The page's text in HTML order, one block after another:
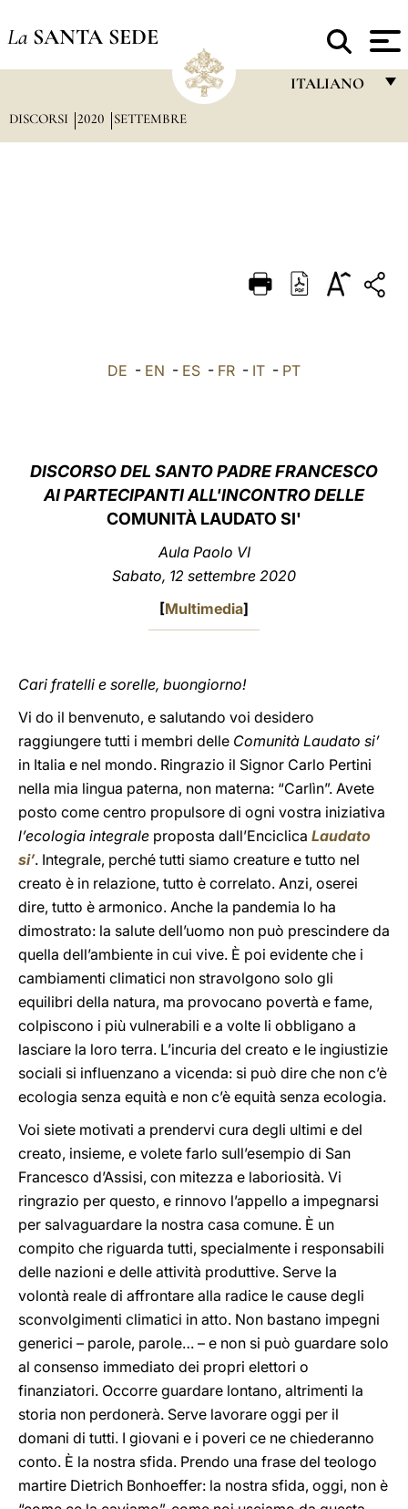
La SANTA SEDE
ITALIANO
DEUTSCH
العربيّة
DISCORSI 2020 SETTEMBRE
DE - EN - ES - FR - IT - PT
DISCORSODEL SANTO PADRE FRANCESCO
AI PARTECIPANTI ALL'INCONTRO DELLE
COMUNITÀ LAUDATO SI'
Aula Paolo VI
Sabato, 12 settembre 2020
[Multimedia]
Cari fratelli e sorelle, buongiorno!
Vi do il benvenuto, e salutando voi desidero
raggiungere tutti i membri delle Comunità Laudato si’
in Italia e nel mondo. Ringrazio il Signor Carlo Pertini
nella mia lingua paterna, non materna: “Carlìn”. Avete
posto come centro propulsore di ogni vostra iniziativa
l’ecologia integrale proposta dall’Enciclica Laudato
si’. Integrale, perché tutti siamo creature e tutto nel
creato è in relazione, tutto è correlato. Anzi, oserei
dire, tutto è armonico. Anche la pandemia lo ha
dimostrato: la salute dell’uomo non può prescindere da
quella dell’ambiente in cui vive. È poi evidente che i
cambiamenti climatici non stravolgono solo gli
equilibri della natura, ma provocano povertà e fame,
colpiscono i più vulnerabili e a volte li obbligano a
lasciare la loro terra. L’incuria del creato e le ingiustizie
sociali si influenzano a vicenda: si può dire che non c’è
ecologia senza equità e non c’è equità senza ecologia.
Voi siete motivati a prendervi cura degli ultimi e del
creato, insieme, e volete farlo sull’esempio di San
Francesco d’Assisi, con mitezza e laboriosità. Vi
ringrazio per questo, e rinnovo l’appello a impegnarsi
per salvaguardare la nostra casa comune. È un
compito che riguarda tutti, specialmente i responsabili
delle nazioni e delle attività produttive. Serve la
volontà reale di affrontare alla radice le cause degli
sconvolgimenti climatici in atto. Non bastano impegni
generici – parole, parole… – e non si può guardare solo
al consenso immediato dei propri elettori o
finanziatori. Occorre guardare lontano, altrimenti la
storia non perdonerà. Serve lavorare oggi per il
domani di tutti. I giovani e i poveri ce ne chiederanno
conto. È la nostra sfida. Prendo una frase del teologo
martire Dietrich Bonhoeffer: la nostra sfida, oggi, non è